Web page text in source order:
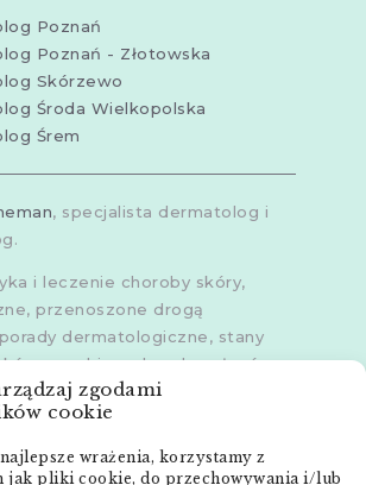
zgodami
cookie
wrażenia, korzystamy z
jak pliki cookie, do przechowywania i/lub
Poznań
Poznań - Złotowska
Skórzewo
Środa Wielkopolska
Śrem
, specjalista dermatolog i
i leczenie choroby skóry,
przenoszone drogą
dermatologiczne, stany
grzybice, choroby włosów,
trichoskopia, u dorosłych i
wPoznaniu,Poznaniu -